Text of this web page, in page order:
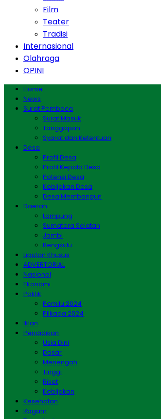
Film
Teater
Tradisi
Internasional
Olahraga
OPINI
Home
News
Surat Pembaca
Surat Masuk
Tanggapan
Syarat dan Ketentuan
Desa
Profil Desa
Profil Kepala Desa
Potensi Desa
Kebijakan Desa
Desa Membangun
Daerah
Lampung
Sumatera Selatan
Jambi
Bengkulu
Liputan Khusus
ADVERTORIAL
Nasional
Ekonomi
Politik
Pemilu 2024
Pilkada 2024
Iklan
Pendidikan
Usia Dini
Dasar
Menengah
Tinggi
Riset
Kebijakan
Kesehatan
Ragam